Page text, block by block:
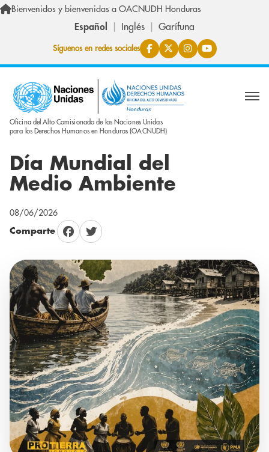
Pasar al contenido principal
Bienvenidos y bienvenidas a OACNUDH Honduras
Español Inglés Garífuna
Síguenos en redes sociales
Oficina del Alto Comisionado de las Naciones Unidas
para los Derechos Humanos en Honduras (OACNUDH)
Día Mundial del
Medio Ambiente
08/06/2026
Comparte